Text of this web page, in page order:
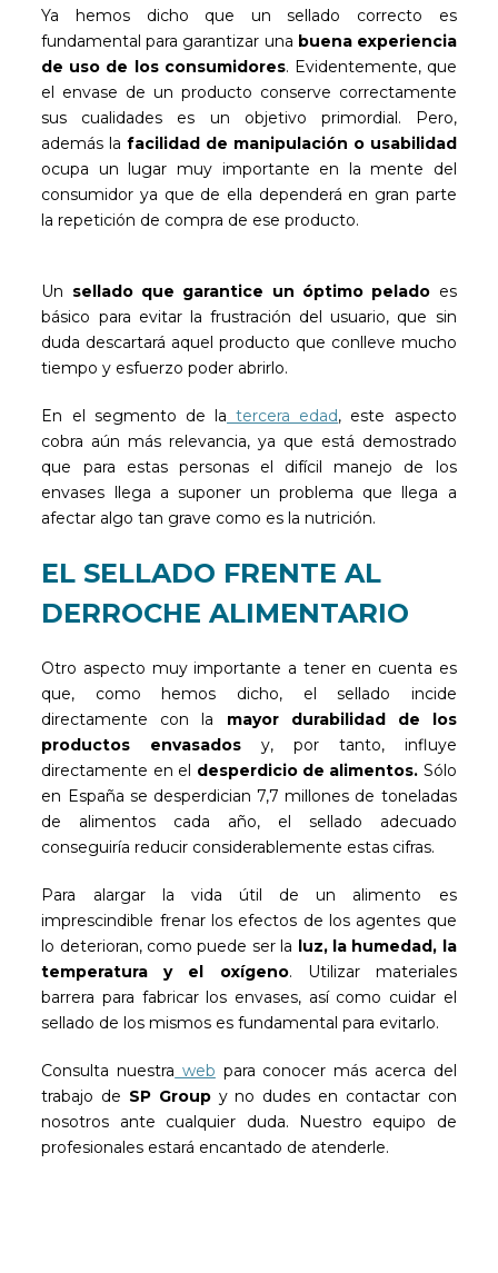
Ya hemos dicho que un sellado correcto es
fundamental para garantizar una buena experiencia
de uso de los consumidores. Evidentemente, que
el envase de un producto conserve correctamente
sus cualidades es un objetivo primordial. Pero,
además lafacilidad de manipulación o usabilidad
ocupa un lugar muy importante en la mente del
consumidor ya que de ella dependerá en gran parte
la repetición de compra de ese producto.
Un sellado que garantice un óptimo pelado es
básico para evitar la frustración del usuario, que sin
duda descartará aquel producto que conlleve mucho
tiempo y esfuerzo poder abrirlo.
En el segmento de la tercera edad, este aspecto
cobra aún más relevancia, ya que está demostrado
que para estas personas el difícil manejo de los
envases llega a suponer un problema que llega a
afectar algo tan grave como es la nutrición.
EL SELLADO FRENTE AL
DERROCHE ALIMENTARIO
Otro aspecto muy importante a tener en cuenta es
que, como hemos dicho, el sellado incide
directamente con la mayor durabilidad de los
productos envasados y, por tanto, influye
directamente en el desperdicio de alimentos. Sólo
en España se desperdician 7,7 millones de toneladas
de alimentos cada año, el sellado adecuado
conseguiría reducir considerablemente estas cifras.
Para alargar la vida útil de un alimento es
imprescindible frenar los efectos de los agentes que
lo deterioran, como puede ser la luz, la humedad, la
temperatura y el oxígeno. Utilizar materiales
barrera para fabricar los envases, así como cuidar el
sellado de los mismos es fundamental para evitarlo.
Consulta nuestra web para conocer más acerca del
trabajo de SP Groupy no dudes en contactar con
nosotros ante cualquier duda. Nuestro equipo de
profesionales estará encantado de atenderle.